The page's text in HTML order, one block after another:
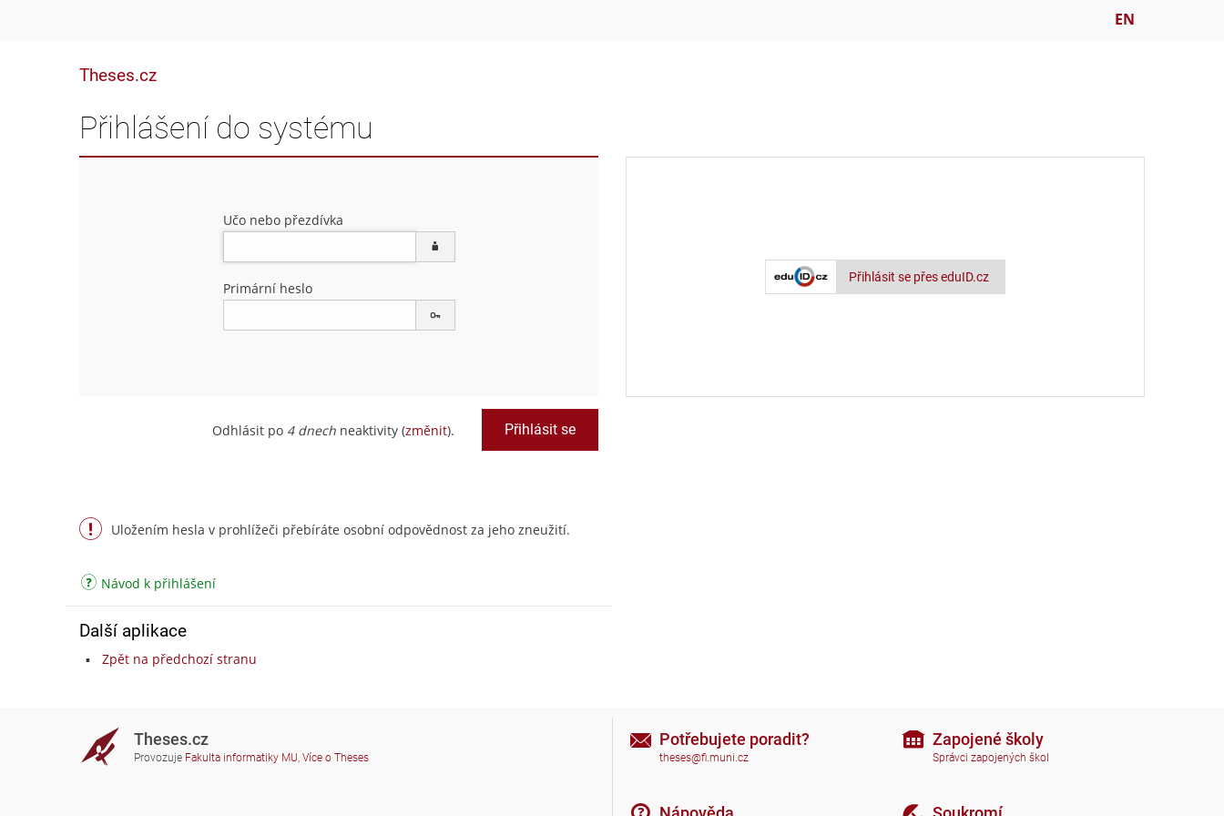
EN
Theses.cz
Přihlášení do systému
Učo nebo přezdívka
Primární heslo
Odhlásit po 4 dnech neaktivity (změnit).
Přihlásit se přes eduID.cz
Uložením hesla v prohlížeči přebíráte osobní odpovědnost za jeho zneužití.
Návod k přihlášení
Další aplikace
Zpět na předchozí stranu
Theses.cz
Provozuje Fakulta informatiky MU, Více o Theses
Potřebujete poradit?
theses@fi.muni.cz
Zapojené školy
Správci zapojených škol